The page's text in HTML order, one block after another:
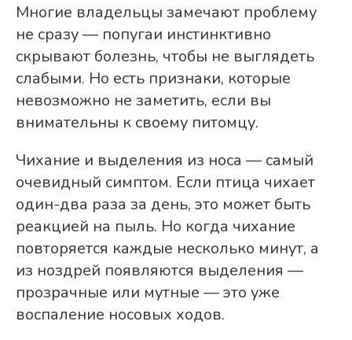
Многие владельцы замечают проблему
не сразу — попугаи инстинктивно
скрывают болезнь, чтобы не выглядеть
слабыми. Но есть признаки, которые
невозможно не заметить, если вы
внимательны к своему питомцу.
Чихание и выделения из носа — самый
очевидный симптом. Если птица чихает
один-два раза за день, это может быть
реакцией на пыль. Но когда чихание
повторяется каждые несколько минут, а
из ноздрей появляются выделения —
прозрачные или мутные — это уже
воспаление носовых ходов.